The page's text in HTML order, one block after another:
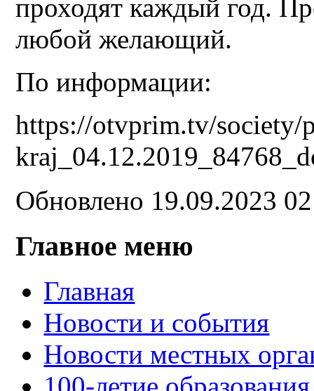
проходят каждый год.
любой желающий.
По информации:
https://otvprim.tv/society/
Обновлено 19.09.2023
Главное меню
Главная
Новости и события
Новости местных